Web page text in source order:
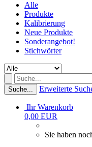
Alle
Produkte
Kalibrierung
Neue Produkte
Sonderangebot!
Stichwörter
Suche... Erweiterte
Ihr Warenkorb
0,00 EUR
Sie haben